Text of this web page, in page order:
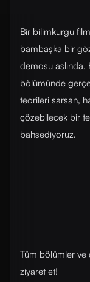
Bir bilimkurgu
bambaşka bir
demosu
bölümünde
teorileri sarsan,
çözebilecek bir
bahsediyoruz.
Tüm bölümler ve
ziyaret et!